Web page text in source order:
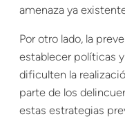
amenaza ya
Por otro lado, la
establecer políticas
dificulten la
parte de los
estas estrategias